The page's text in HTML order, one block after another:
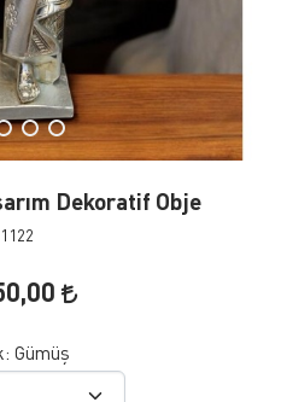
Dekoratif Obje
Gümüş